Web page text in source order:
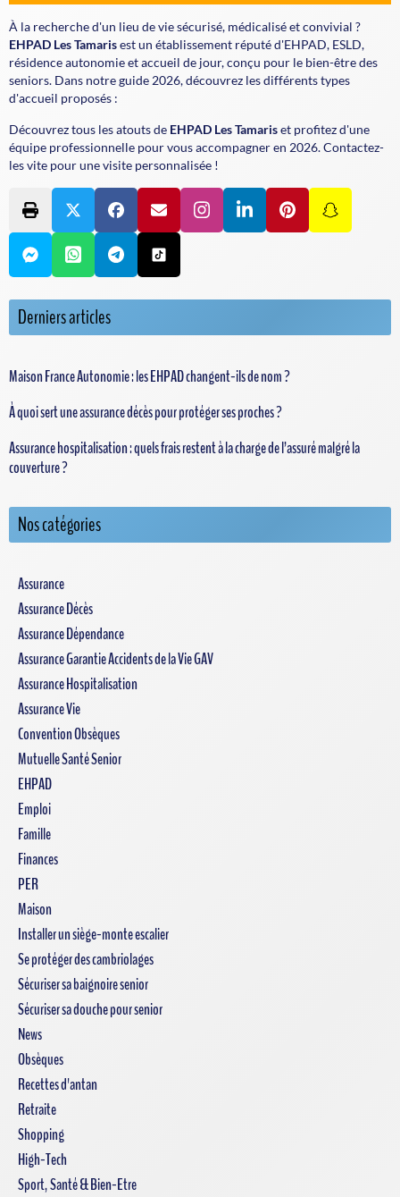
À la recherche d'un lieu de vie sécurisé, médicalisé et convivial ?
EHPAD Les Tamarisest un établissement réputé d'EHPAD, ESLD,
résidence autonomie et accueil de jour, conçu pour le bien-être des
seniors. Dans notre guide 2026, découvrez les différents types
d'accueil proposés :
Découvrez tous les atouts de EHPAD Les Tamariset profitez d'une
équipe professionnelle pour vous accompagner en 2026. Contactez-
les vite pour une visite personnalisée !
Derniers articles
Maison France Autonomie : les EHPAD changent-ils de nom ?
À quoi sert une assurance décès pour protéger ses proches ?
Assurance hospitalisation : quels frais restent à la charge de l’assuré malgré la
couverture ?
Nos catégories
Assurance
Assurance Décès
Assurance Dépendance
Assurance Garantie Accidents de la Vie GAV
Assurance Hospitalisation
Assurance Vie
Convention Obsèques
Mutuelle Santé Senior
EHPAD
Emploi
Famille
Finances
PER
Maison
Installer un siège-monte escalier
Se protéger des cambriolages
Sécuriser sa baignoire senior
Sécuriser sa douche pour senior
News
Obsèques
Recettes d'antan
Retraite
Shopping
High-Tech
Sport, Santé & Bien-Etre